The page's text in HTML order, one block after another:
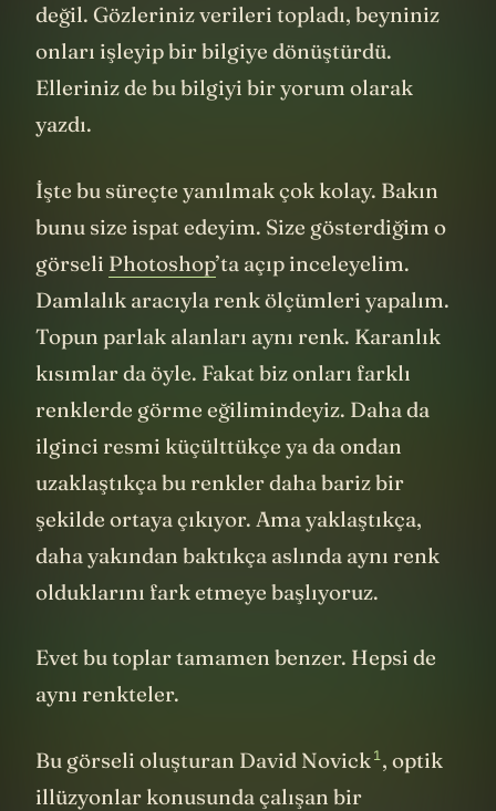
değil. Gözleriniz verileri topladı, beyniniz
onları işleyip bir bilgiye dönüştürdü.
Elleriniz de bu bilgiyi bir yorum olarak
yazdı.
İşte bu süreçte yanılmak çok kolay. Bakın
bunu size ispat edeyim. Size gösterdiğim o
görseli Photoshop’ta açıp inceleyelim.
Damlalık aracıyla renk ölçümleri yapalım.
Topun parlak alanları aynı renk. Karanlık
kısımlar da öyle. Fakat biz onları farklı
renklerde görme eğilimindeyiz. Daha da
ilginci resmi küçülttükçe ya da ondan
uzaklaştıkça bu renkler daha bariz bir
şekilde ortaya çıkıyor. Ama yaklaştıkça,
daha yakından baktıkça aslında aynı renk
olduklarını fark etmeye başlıyoruz.
Evet bu toplar tamamen benzer. Hepsi de
aynı renkteler.
Bu görseli oluşturan David Novick1, optik
illüzyonlar konusunda çalışan bir